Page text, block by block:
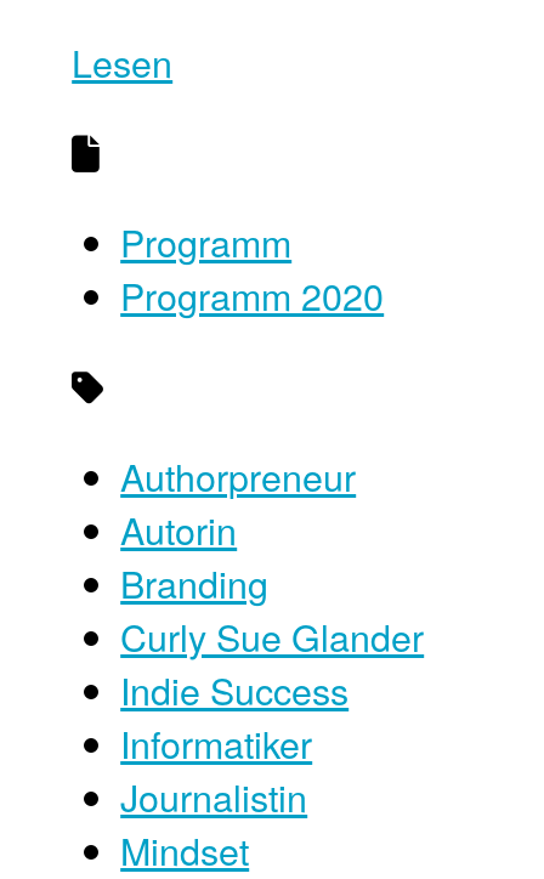
Lesen
Programm
Programm 2020
Authorpreneur
Autorin
Branding
Curly Sue Glander
Indie Success
Informatiker
Journalistin
Mindset